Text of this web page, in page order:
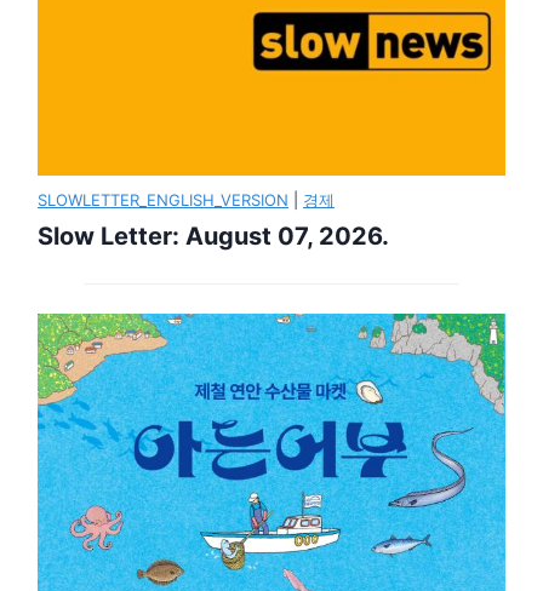
SLOWLETTER_ENGLISH_VERSION 경제
Slow Letter: August 07, 2026.